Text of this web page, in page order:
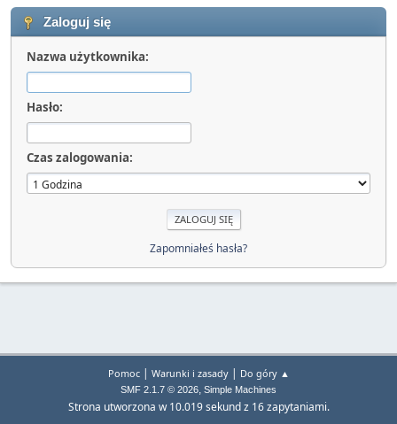
Zaloguj się
Nazwa użytkownika:
Hasło:
Czas zalogowania:
Zapomniałeś hasła?
Pomoc| Warunki i zasady| Do góry ▲
SMF 2.1.7 © 2026, Simple Machines
Strona utworzona w 10.019 sekund z 16 zapytaniami.